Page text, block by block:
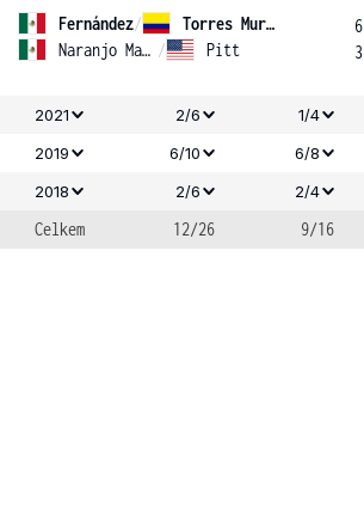
Fernández/
Torres Murcia
Naranjo Martinez Kobashi / Pitt
6
3
2021 2/6 1/4
2019
6/10 6/8
2018
2/6 2/4
Celkem 12/26 9/16